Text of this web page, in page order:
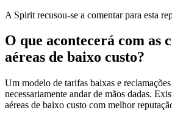
A Spirit recusou-se a comentar para esta
O que acontecerá com as
aéreas de baixo custo?
Um modelo de tarifas baixas e
necessariamente andar de mãos dadas.
aéreas de baixo custo com melhor